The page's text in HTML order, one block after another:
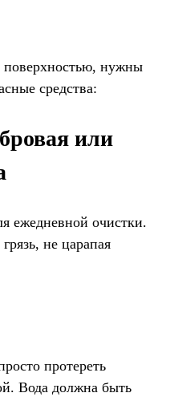
поверхностью, нужны
средства:
или
ежедневной очистки.
не царапая
протереть
Вода должна быть